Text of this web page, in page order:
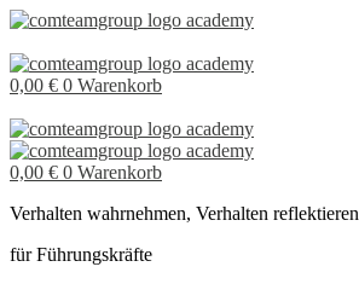
Seminar
–
Verhalten
wahrnehmen
für
Führungskräfte
0,00 € 0 Warenkorb
0,00 € 0 Warenkorb
Verhalten wahrnehmen, Verhalten reflektieren
für Führungskräfte